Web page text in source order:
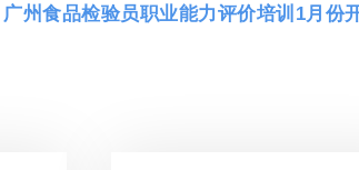
广州食品检验员职业能力评价培训1月份